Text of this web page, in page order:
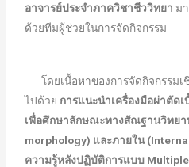
อาจารย์ประจำภาควิชาชีววิทยา ม
ด้วยทีมผู้ช่วยในการจัดกิจกรรม
โดยเนื้อหาของการจัดกิจกรรมเ
ไปด้วย การแนะนำเครื่องมือผ่าตัดเ
เพื่อศึกษาลักษณะทางสัณฐานวิทยา
morphology) และภายใน (
ความรู้หลังปฏิบัติการแบบ